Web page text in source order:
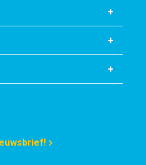
hoek 35x35x2 a 6 mtr 15 Mu
2,25